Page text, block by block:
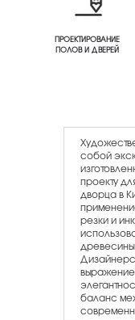
ПРОЕКТИРОВАНИЕ
ПОЛОВ И ДВЕРЕЙ
собой
проекту
дворца в
резки и
баланс